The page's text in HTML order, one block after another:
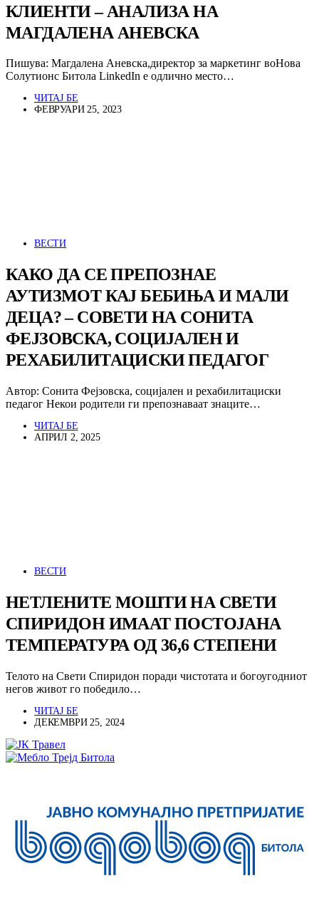
КЛИЕНТИ – АНАЛИЗА НА
МАГДАЛЕНА АНЕВСКА
Пишува: Магдалена Аневска,директор за маркетинг воНова
Солутионс Битола LinkedIn е одлично место…
ЧИТАЈ БЕ
ФЕВРУАРИ 25, 2023
ВЕСТИ
КАКО ДА СЕ ПРЕПОЗНАЕ
АУТИЗМОТ КАЈ БЕБИЊА И МАЛИ
ДЕЦА? – СОВЕТИ НА СОНИТА
ФЕЈЗОВСКА, СОЦИЈАЛЕН И
РЕХАБИЛИТАЦИСКИ ПЕДАГОГ
Автор: Сонита Фејзовска, социјален и рехабилитациски
педагог Некои родители ги препознаваат знаците…
ЧИТАЈ БЕ
АПРИЛ 2, 2025
ВЕСТИ
НЕТЛЕНИТЕ МОШТИ НА СВЕТИ
СПИРИДОН ИМААТ ПОСТОЈАНА
ТЕМПЕРАТУРА ОД 36,6 СТЕПЕНИ
Телото на Свети Спиридон поради чистотата и богоугодниот
негов живот го победило…
ЧИТАЈ БЕ
ДЕКЕМВРИ 25, 2024